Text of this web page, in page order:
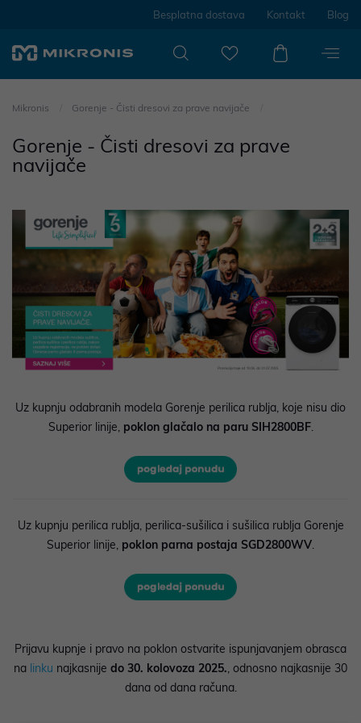
Besplatna dostava Kontakt Blog
Mikronis Gorenje - Čisti dresovi za prave navijače
Gorenje - Čisti dresovi za prave
navijače
Uz kupnju odabranih modela Gorenje perilica rublja, koje nisu dio
Superior linije, poklon glačalo na paru SIH2800BF.
Uz kupnju perilica rublja, perilica-sušilica i sušilica rublja Gorenje
Superior linije, poklon parna postaja SGD2800WV.
Prijavu kupnje i pravo na poklon ostvarite ispunjavanjem obrasca
na linku najkasnije do 30. kolovoza 2025., odnosno najkasnije 30
dana od dana računa.